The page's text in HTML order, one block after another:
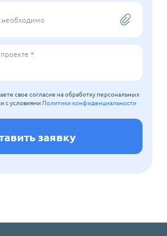
необходимо
*
свое согласие на обработку персональных
с условиямиПолитики конфиденциальности
заявку